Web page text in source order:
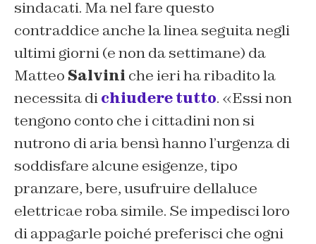
sindacati. Ma nel fare questo
contraddice anche la linea seguita negli
ultimi giorni (e non da settimane) da
Matteo Salvini che ieri ha ribadito la
necessita dichiudere tutto. «Essi non
tengono conto che i cittadini non si
nutrono di aria bensì hanno l’urgenza di
soddisfare alcune esigenze, tipo
pranzare, bere, usufruire dellaluce
elettricae roba simile. Se impedisci loro
di appagarle poiché preferisci che ogni